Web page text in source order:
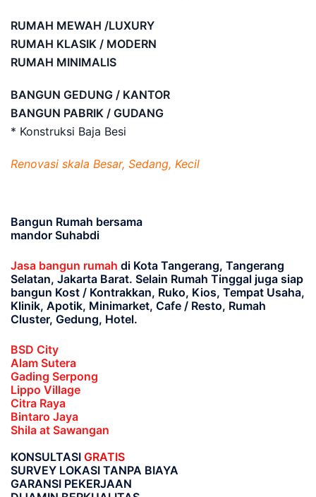
RUMAH MEWAH /LUXURY
RUMAH KLASIK / MODERN
RUMAH MINIMALIS
BANGUN GEDUNG / KANTOR
BANGUN PABRIK / GUDANG
* Konstruksi Baja Besi
Renovasi skala Besar, Sedang, Kecil
Bangun Rumah bersama
mandor Suhabdi
Jasa bangun rumah di Kota Tangerang, Tangerang
Selatan, Jakarta Barat. Selain Rumah Tinggal juga siap
bangun Kost / Kontrakkan, Ruko, Kios, Tempat Usaha,
Klinik, Apotik, Minimarket, Cafe / Resto, Rumah
Cluster, Gedung, Hotel.
BSD City
Alam Sutera
Gading Serpong
Lippo Village
Citra Raya
Bintaro Jaya
Shila at Sawangan
KONSULTASI GRATIS
SURVEY LOKASI TANPA BIAYA
GARANSI PEKERJAAN